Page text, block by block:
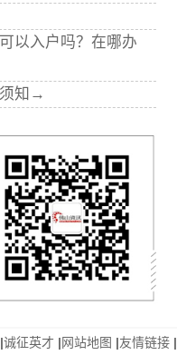
以入户吗？在哪办
知→
|诚征英才 |网站地图 |友情链接 |